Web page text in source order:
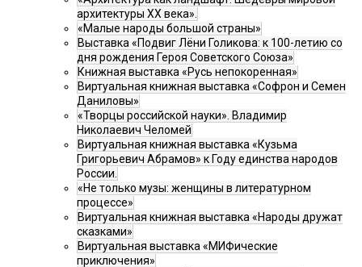
архитектуры XX века».
«Малые народы большой страны»
Выставка «Подвиг Лёни Голикова: к 100-летию со
дня рождения Героя Советского Союза»
Книжная выставка «Русь непокоренная»
Виртуальная книжная выставка «Софрон и Семен
Даниловы»
«Творцы российской науки». Владимир
Николаевич Челомей
Виртуальная книжная выставка «Кузьма
Григорьевич Абрамов» к Году единства народов
России.
«Не только музы: женщины в литературном
процессе»
Виртуальная книжная выставка «Народы дружат
сказками»
Виртуальная выставка «МИФические
приключения»